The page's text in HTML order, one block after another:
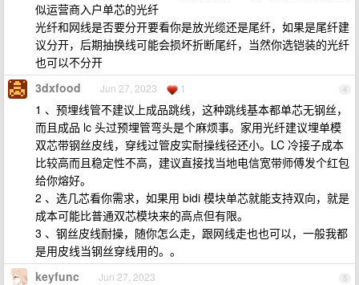
似运营商入户单芯的光纤
光纤和网线是否要分开要看你是放光缆还是尾纤，如果是尾纤建
议分开，后期抽换线可能会损坏折断尾纤，当然你选铠装的光纤
也可以不分开
4
3dxfood Jun 27, 2023 1
1 、预埋线管不建议上成品跳线，这种跳线基本都单芯无钢丝，
而且成品 lc 头过预埋管弯头是个麻烦事。家用光纤建议埋单模
双芯带钢丝皮线，穿线过管皮实耐操线径还小。LC 冷接子成本
比较高而且稳定性不高，建议直接找当地电信宽带师傅发个红包
给你熔好。
2 、选几芯看你需求，如果用 bidi 模块单芯就能支持双向，就是
成本可能比普通双芯模块来的高点但有限。
3 、钢丝皮线耐操，随你怎么走，跟网线走也也可以，一般我都
是用皮线当钢丝穿线用的。。
5
keyfunc Jun 27, 2023